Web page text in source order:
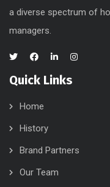
a diverse spectrum of
managers.
Quick Links
Home
History
Brand Partners
Our Team